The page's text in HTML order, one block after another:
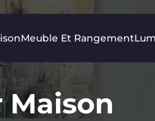
Meuble Et Rangement
Maison